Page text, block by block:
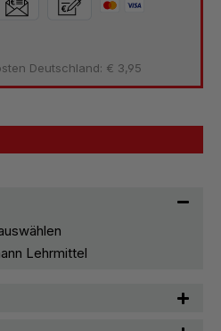
Deutschland: € 3,95
Lehrmittel